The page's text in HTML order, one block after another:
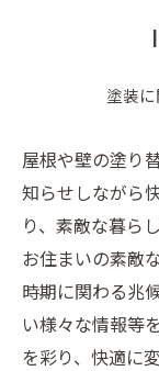
塗装
屋根や壁の塗り
知らせしながら
り、素敵な暮ら
お住まいの素敵
時期に関わる兆
い様々な情報等
を彩り、快適に